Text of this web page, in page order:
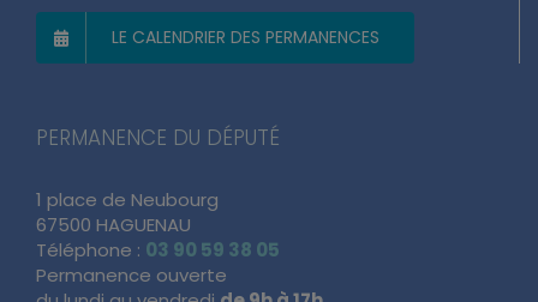
LE CALENDRIER DES PERMANENCES
1 place de Neubourg
67500 HAGUENAU
Téléphone :03 90 59 38 05